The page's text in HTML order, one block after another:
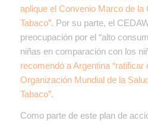
aplique el Convenio Marco de la
Tabaco”. Por su parte, el
preocupación por el “alto
niñas en comparación con los
recomendó a Argentina
Organización Mundial de la
Tabaco”.
Como parte de este plan de